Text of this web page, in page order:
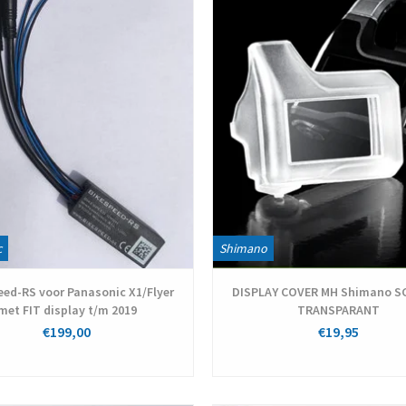
RS voor Panasonic X1/Flyer
FIT display t/m 2019
€199,00
Shimano
DISPLAY COVER MH Shimano
TRANSPARANT
€19,95